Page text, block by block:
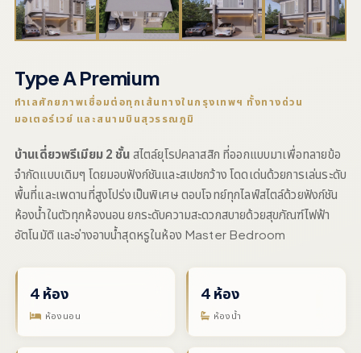
Type A Premium
ทำเลศักยภาพเชื่อมต่อทุกเส้นทางในกรุงเทพฯ ทั้งทางด่วน
มอเตอร์เวย์ และสนามบินสุวรรณภูมิ
บ้านเดี่ยวพรีเมียม 2 ชั้น สไตล์ยุโรปคลาสสิก ที่ออกแบบมาเพื่อทลายข้อ
จำกัดแบบเดิมๆ โดยมอบฟังก์ชันและสเปซกว้าง โดดเด่นด้วยการเล่นระดับ
พื้นที่และเพดานที่สูงโปร่งเป็นพิเศษ ตอบโจทย์ทุกไลฟ์สไตล์ด้วยฟังก์ชัน
ห้องน้ำในตัวทุกห้องนอน ยกระดับความสะดวกสบายด้วยสุขภัณฑ์ไฟฟ้า
อัตโนมัติ และอ่างอาบน้ำสุดหรูในห้อง Master Bedroom
4 ห้อง
ห้องนอน
4 ห้อง
ห้องน้ำ